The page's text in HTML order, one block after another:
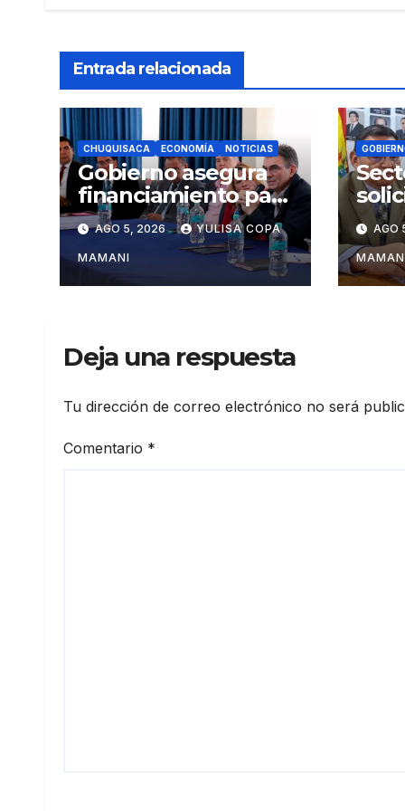
Entrada relacionada
CHUQUISACA ECONOMÍA NOTICIAS
Gobierno asegura
financiamiento para
tres proyectos
estratégicos de
Chuquisaca
AGO 5, 2026 YULISA COPA
MAMANI
AGO
Deja una respuesta
Tu dirección de correo electrónico no será
Comentario *